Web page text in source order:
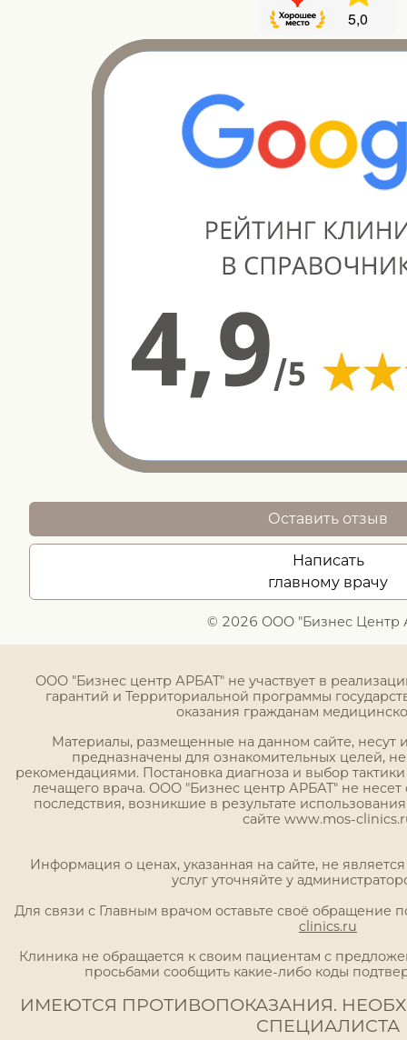
© 2026 ООО "Бизнес Центр
Оставить отзыв
Написать
главному врачу
ООО "Бизнес центр АРБАТ" не участвует в
гарантий и Территориальной программы
оказания гражданам
Материалы, размещенные на данном сайте,
предназначены для ознакомительных целей,
рекомендациями. Постановка диагноза и выбор
лечащего врача. ООО "Бизнес центр АРБАТ" не несет
последствия, возникшие в результате
сайте www.mos-
Информация о ценах, указанная на сайте, не
услуг уточняйте у
Для связи с Главным врачом оставьте своё обращение
clinics.ru
Клиника не обращается к своим пациентам с
просьбами сообщить какие-либо коды
ИМЕЮТСЯ ПРОТИВОПОКАЗАНИЯ.
СПЕЦИАЛИСТА